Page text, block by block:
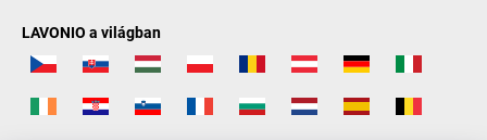
LAVONIO a világban